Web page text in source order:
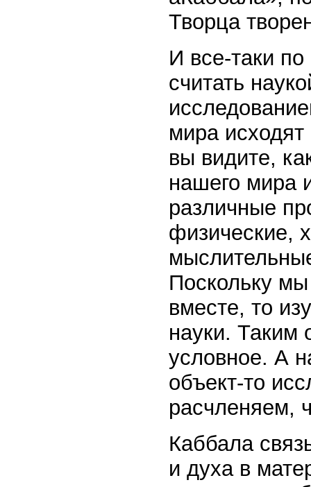
Творца
И все-таки
считать
мира
вы видите,
нашего мира
различные
физические,
Поскольку
вместе, то
науки. Таким
условное. А
объект-то
расчленяем,
Каббала
и духа в